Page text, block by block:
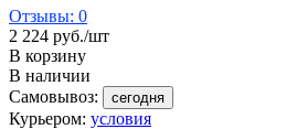
Отзывы: 0
2 224 руб./шт
В корзину
В наличии
Самовывоз:
сегодня
Курьером: условия